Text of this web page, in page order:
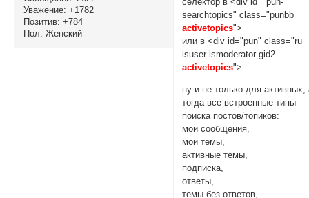
Уважение: +1782
Позитив: +784
Пол: Женский
searchtopics" class="punbb
activetopics">
или в <div id="pun" class="ru
isuser ismoderator gid2
activetopics">
ну и не только для активных,
тогда все встроенные типы
поиска постов/топиков:
мои сообщения,
мои темы,
активные темы,
подписка,
ответы,
темы без ответов,